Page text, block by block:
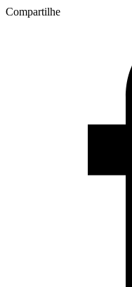
Compartilhe